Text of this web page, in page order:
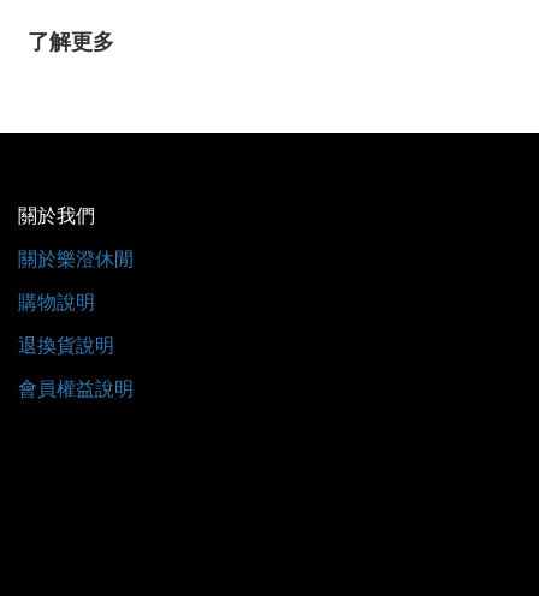
了解更多
關於我們
關於樂澄休閒
購物說明
退換貨說明
會員權益說明